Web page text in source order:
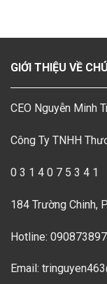
GIỚI THIỆU VỀ
CEO Nguyễn Minh
Công Ty TNHH
0 3 1 4 0 7 5 3 4 1
184 Trường Chinh,
Hotline:
Email: